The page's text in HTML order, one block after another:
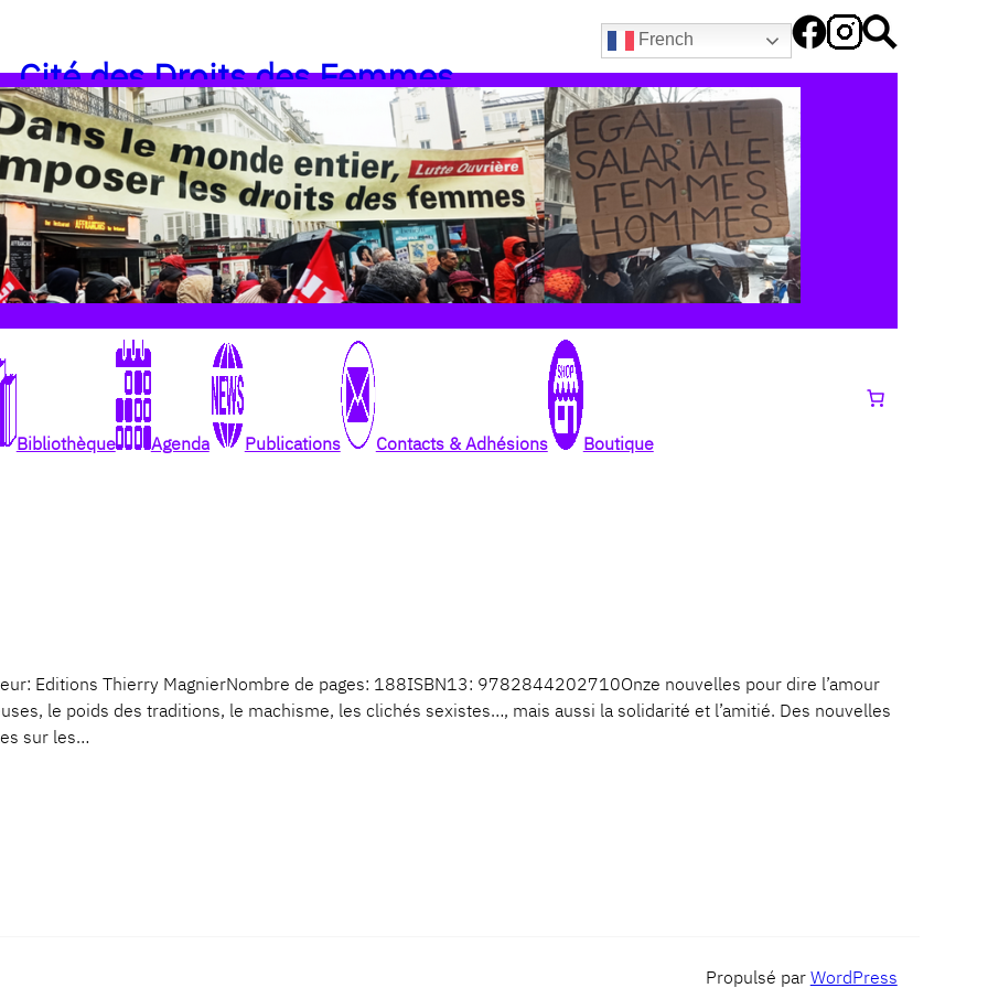
French
Cité des Droits des Femmes
Bibliothèque Agenda Publications Contacts & Adhésions Boutique
Editions Thierry MagnierNombre de pages: 188ISBN13: 9782844202710Onze nouvelles pour dire l’amour
le poids des traditions, le machisme, les clichés sexistes…, mais aussi la solidarité et l’amitié. Des nouvelles
sur les…
Propulsé par WordPress